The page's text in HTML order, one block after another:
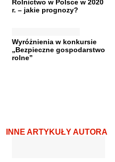
Rolnictwo w Polsce w 2020
r. – jakie prognozy?
Wyróżnienia w konkursie
„Bezpieczne gospodarstwo
rolne”
INNE ARTYKUŁY AUTORA